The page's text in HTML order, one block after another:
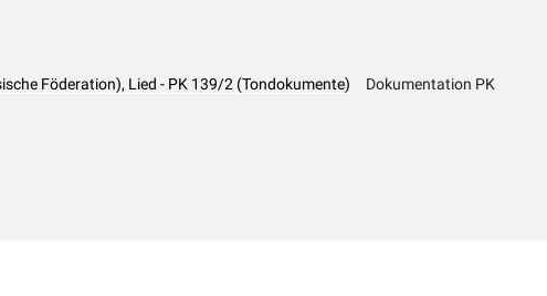
Föderation), Lied - PK 139/2 (Tondokumente) Dokumentation PK